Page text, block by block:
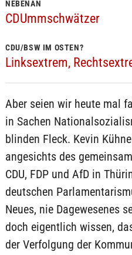
NEBENAN
CDUmmschwätzer
CDU/BSW IM OSTEN?
Linksextrem,
Aber seien wir heute mal
in Sachen
blinden Fleck. Kevin
angesichts des
CDU, FDP und AfD in
deutschen
Neues, nie Dagewesenes
doch eigentlich wissen,
der Verfolgung der